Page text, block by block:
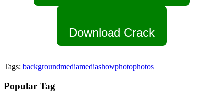
Download Crack
Tags: backgroundmediamediashowphotophotos
Popular Tag